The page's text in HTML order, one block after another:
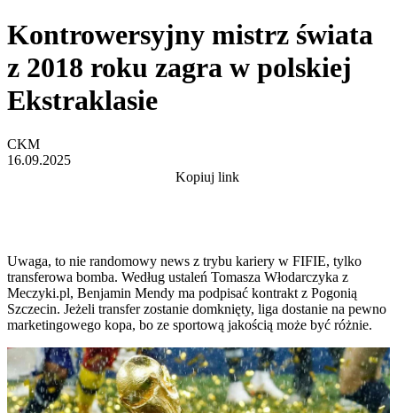
Kontrowersyjny mistrz świata
z 2018 roku zagra w polskiej
Ekstraklasie
CKM
16.09.2025
Kopiuj link
Uwaga, to nie randomowy news z trybu kariery w FIFIE, tylko
transferowa bomba. Według ustaleń Tomasza Włodarczyka z
Meczyki.pl, Benjamin Mendy ma podpisać kontrakt z Pogonią
Szczecin. Jeżeli transfer zostanie domknięty, liga dostanie na pewno
marketingowego kopa, bo ze sportową jakością może być różnie.